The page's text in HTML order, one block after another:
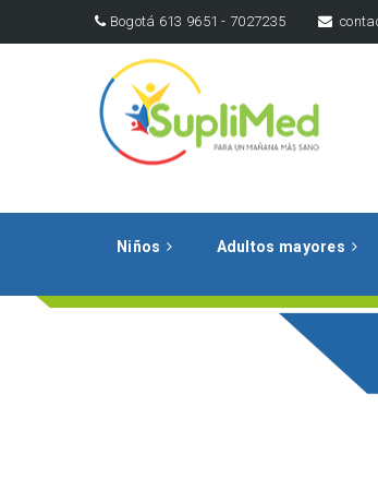
Bogotá 613 9651 - 7027235
Niños Adultos mayores